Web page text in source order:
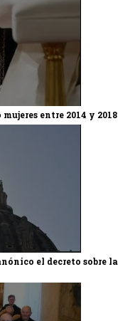
entre 2014 y 2018
el decreto sobre la